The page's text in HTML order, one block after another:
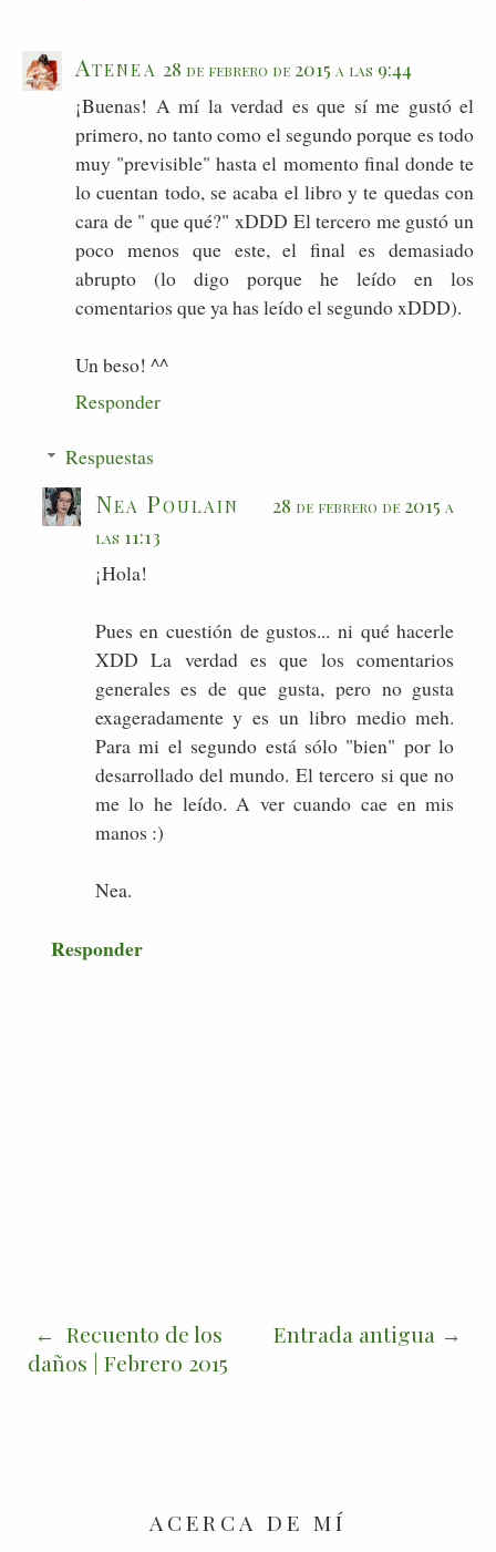
Atenea 28 de febrero de 2015 a las 9:44
¡Buenas! A mí la verdad es que sí me gustó el
primero, no tanto como el segundo porque es todo
muy "previsible" hasta el momento final donde te
lo cuentan todo, se acaba el libro y te quedas con
cara de " que qué?" xDDD El tercero me gustó un
poco menos que este, el final es demasiado
abrupto (lo digo porque he leído en los
comentarios que ya has leído el segundo xDDD).
Un beso! ^^
Responder
Respuestas
Nea Poulain
28 de febrero de 2015 a
las 11:13
¡Hola!
Pues en cuestión de gustos... ni qué hacerle
XDD La verdad es que los comentarios
generales es de que gusta, pero no gusta
exageradamente y es un libro medio meh.
Para mi el segundo está sólo "bien" por lo
desarrollado del mundo. El tercero si que no
me lo he leído. A ver cuando cae en mis
manos :)
Nea.
Responder
Recuento de los
daños | Febrero 2015
Entrada antigua
ACERCA DE MÍ